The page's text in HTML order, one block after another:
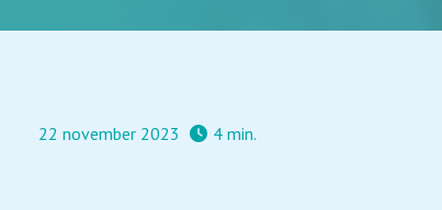
22 november 2023 4 min.